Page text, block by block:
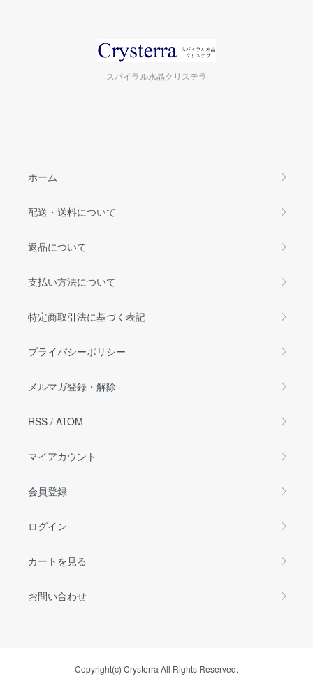
スパイラル水晶クリステラ
ホーム
配送・送料について
返品について
支払い方法について
特定商取引法に基づく表記
プライバシーポリシー
メルマガ登録・解除
RSS / ATOM
マイアカウント
会員登録
ログイン
カートを見る
お問い合わせ
Copyright(c) Crysterra All Rights Reserved.